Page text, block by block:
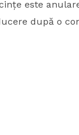
este
după o